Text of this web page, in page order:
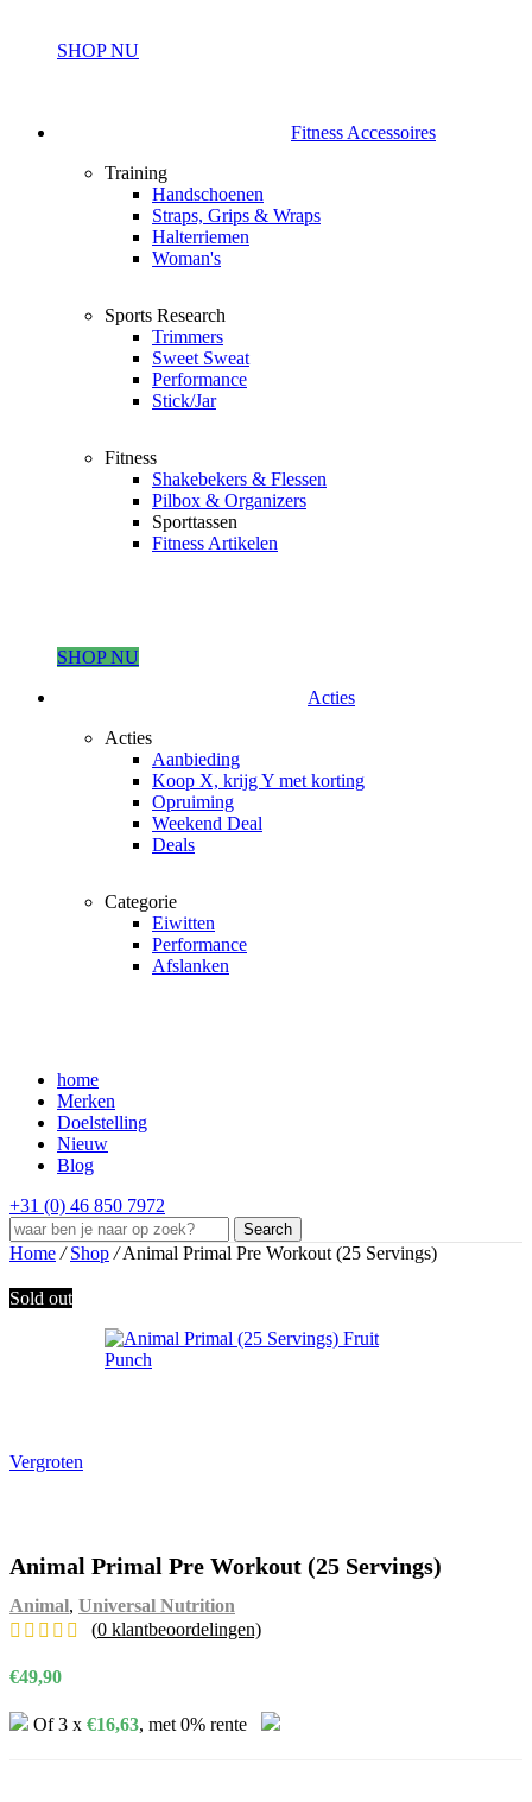
SHOP NU
Fitness Accessoires
Training
Handschoenen
Straps, Grips & Wraps
Halterriemen
Woman's
Sports Research
Trimmers
Sweet Sweat
Performance
Stick/Jar
Fitness
Shakebekers & Flessen
Pilbox & Organizers
Sporttassen
Fitness Artikelen
SHOP NU
Acties
Acties
Aanbieding
Koop X, krijg Y met korting
Opruiming
Weekend Deal
Deals
Categorie
Eiwitten
Performance
Afslanken
home
Merken
Doelstelling
Nieuw
Blog
+31 (0) 46 850 7972
Search
Home / Shop / Animal Primal Pre Workout (25 Servings)
Sold out
Vergroten
Animal Primal Pre Workout (25 Servings)
Animal, Universal Nutrition
(0 klantbeoordelingen)
€49,90
Of 3 x €16,63, met 0% rente